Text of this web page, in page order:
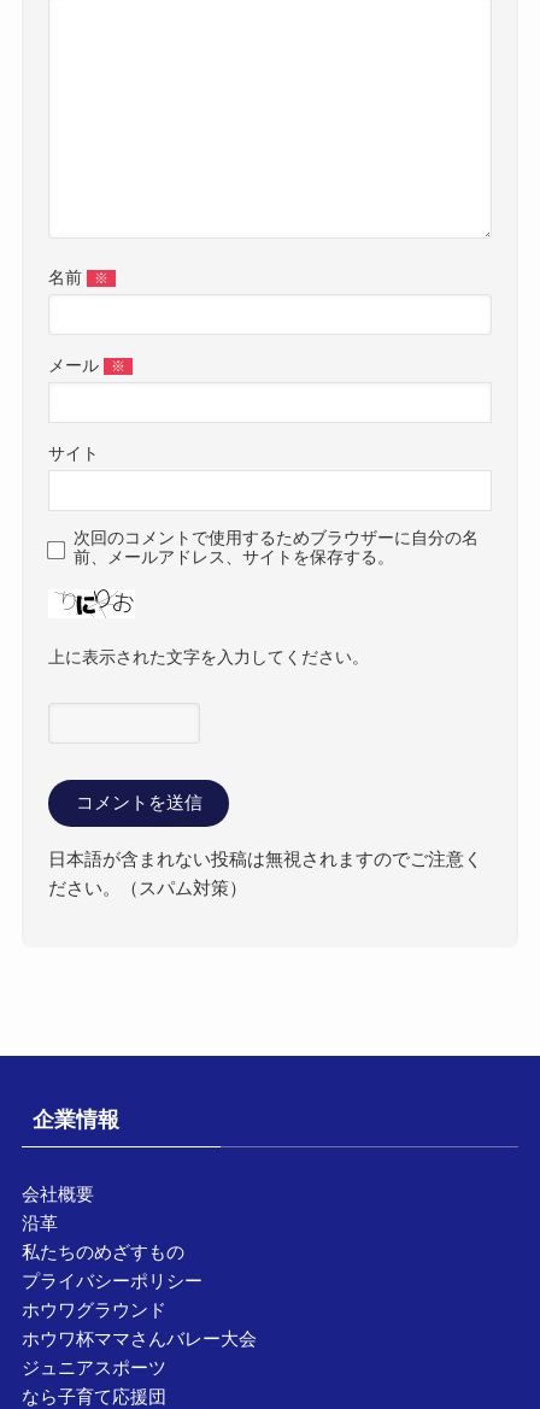
名前 ※
メール ※
サイト
次回のコメントで使用するためブラウザーに自分の名
前、メールアドレス、サイトを保存する。
上に表示された文字を入力してください。
日本語が含まれない投稿は無視されますのでご注意く
ださい。（スパム対策）
企業情報
会社概要
沿革
私たちのめざすもの
プライバシーポリシー
ホウワグラウンド
ホウワ杯ママさんバレー大会
ジュニアスポーツ
なら子育て応援団